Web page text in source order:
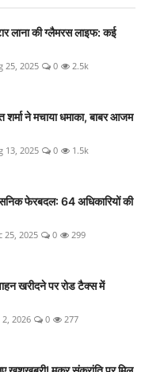
लाना की ग्लैमरस लाइफ: कई
25, 2025 0 2.5k
शर्मा ने मचाया धमाका, बाबर आजम
13, 2025 0 1.5k
फेरबदल: 64 अधिकारियों की
25, 2025 0 299
खरीदने पर रोड टैक्स में
2, 2026 0 277